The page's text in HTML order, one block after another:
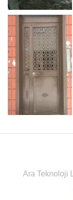
Ara Teknoloji